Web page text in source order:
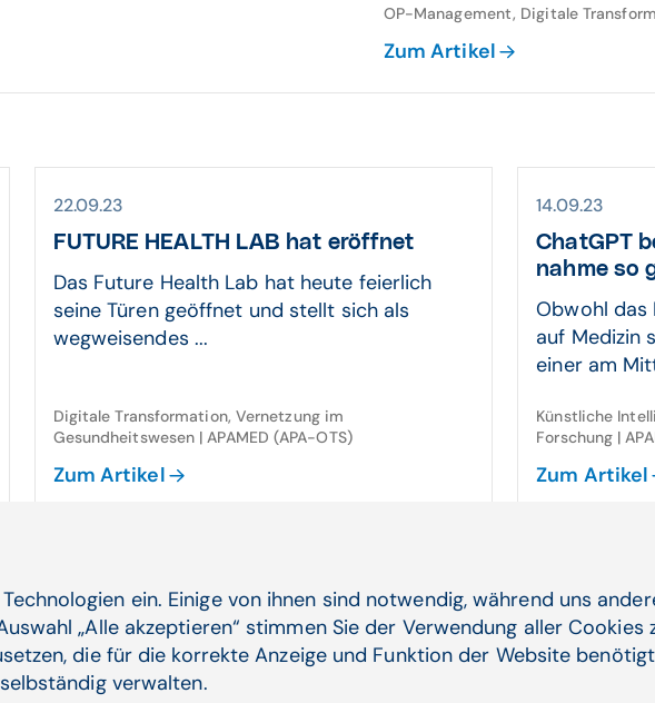
OP-Management, Digitale
Zum Artikel
22.09.23
FUTURE HEALTH LAB hat eröffnet
Das Future Health Lab hat heute feierlich
seine Türen geöffnet und stellt sich als
wegweisendes ...
Digitale Transformation, Vernetzung im
Gesundheitswesen | APAMED (APA-OTS)
Zum Artikel
14.09.23
ChatGPT
nahme so
Obwohl das
auf Medizin
einer am
Künstliche
Forschung |
Zum Artikel
Inno­vationen im Gesund­heits­wesen:
Gesund­heits­minis­terium startet
Koopera­tion mit Future Health Lab
Digitaler
sicher­heit
ein. Einige von ihnen sind notwendig, während uns
„Alle akzeptieren“ stimmen Sie der Verwendung aller Cookies
die für die korrekte Anzeige und Funktion der Website
verwalten.